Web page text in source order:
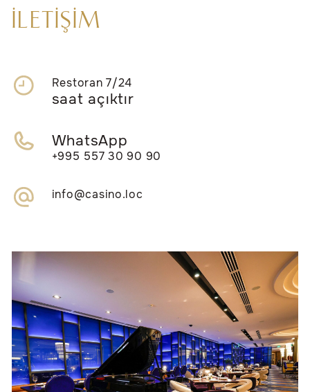
İLETİŞİM
Restoran 7/24
saat açıktır
WhatsApp
+995 557 30 90 90
info@casino.loc